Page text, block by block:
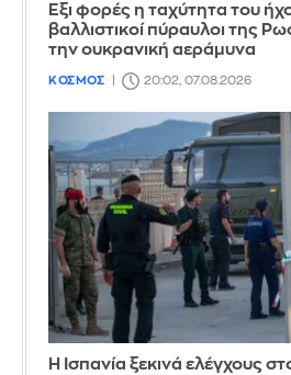
Έξι φορές η ταχύτητα του
βαλλιστικοί πύραυλοι της
την ουκρανική αεράμυνα
ΚΟΣΜΟΣ 20:02, 07.08.2026
Η Ισπανία ξεκινά ελέγχους